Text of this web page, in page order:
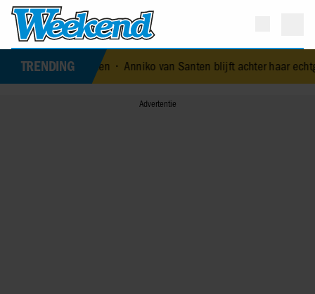
TRENDING
• Anniko van Santen blijft achter haar echtgenoot